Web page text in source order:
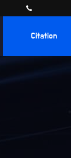
Citation